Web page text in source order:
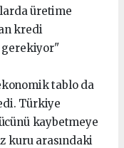
üretime
kredi
gerekiyor"
tablo da
Türkiye
kaybetmeye
kuru arasındaki